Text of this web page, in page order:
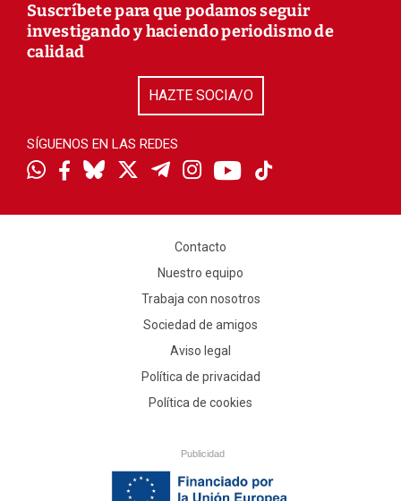
Suscríbete para que podamos seguir
investigando y haciendo periodismo de
calidad
HAZTE SOCIA/O
SÍGUENOS EN LAS REDES
Contacto
Nuestro equipo
Trabaja con nosotros
Sociedad de amigos
Aviso legal
Política de privacidad
Política de cookies
Publicidad